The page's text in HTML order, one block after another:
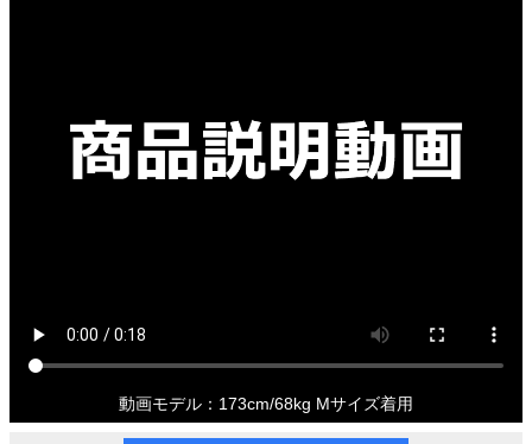
動画モデル：173cm/68kg Mサイズ着用